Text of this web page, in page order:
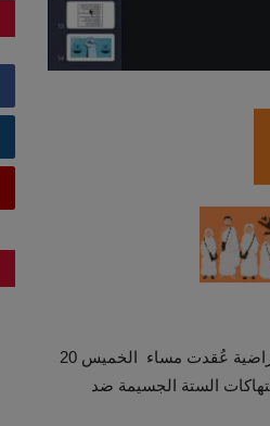
أطلق التحالف اليمني لرصد انتهاكات حقوق الإنسان (تحالف رصد)، خلال ندوة حقوقية افتراضية عُقدت مساء الخميس 20
الستة الجسيمة ضد